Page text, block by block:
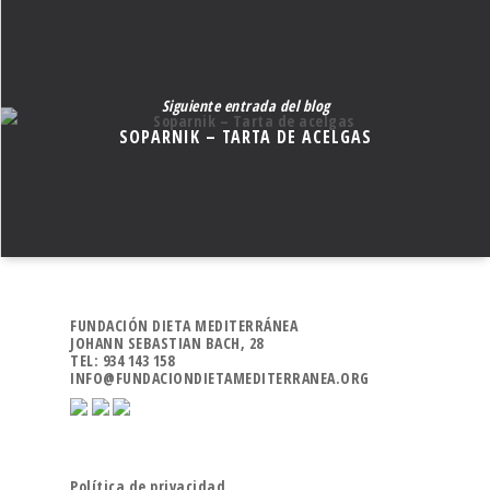
Siguiente entrada del blog
SOPARNIK – TARTA DE ACELGAS
FUNDACIÓN DIETA MEDITERRÁNEA
JOHANN SEBASTIAN BACH, 28
TEL: 934 143 158
INFO@FUNDACIONDIETAMEDITERRANEA.ORG